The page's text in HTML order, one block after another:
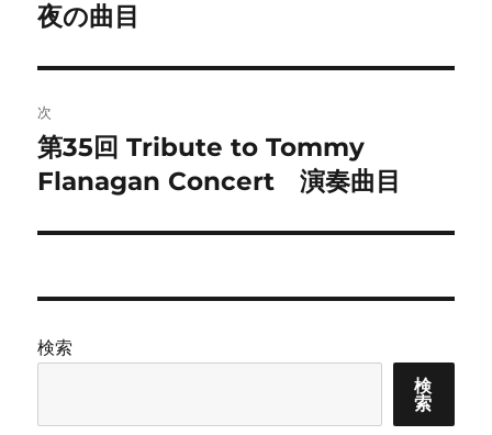
ナ
ビ
ゲ
ー
ン
の
稿:
夜の曲目
次
次
の
稿:
第35回 Tribute to Tommy
Flanagan Concert 演奏曲目
検索
検
索